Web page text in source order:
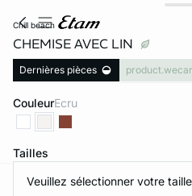
chill beach
CHEMISE AVEC LIN
Dernières pièces
Couleur ecru
Tailles
Veuillez sélectionner votre taille